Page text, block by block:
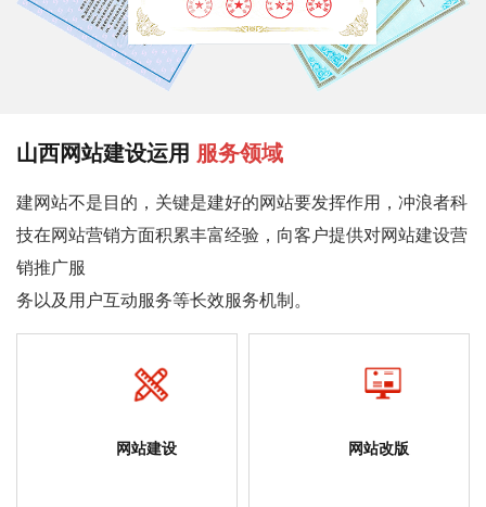
山西网站建设运用 服务领域
建网站不是目的，关键是建好的网站要发挥作用，冲浪者科
技在网站营销方面积累丰富经验，向客户提供对网站建设营
销推广服
务以及用户互动服务等长效服务机制。
网站建设 网站改版